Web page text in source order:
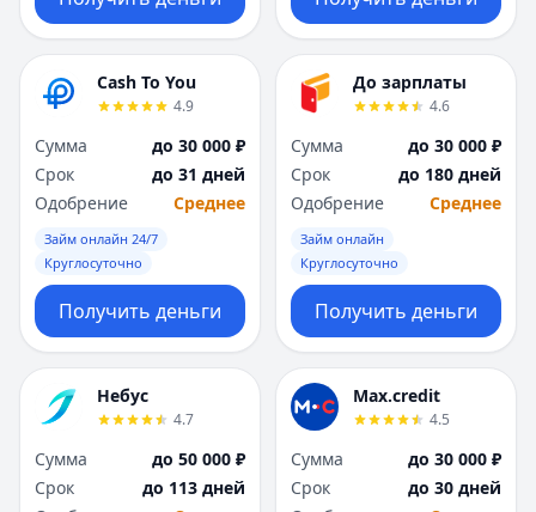
Тверь
Тольятти
Томск
Тула
Ульяновск
Уфа
Х
Хабаровск
Ч
Чебоксары
Челябинск
Я
Вся Россия
Тверь
Тольятти
Томск
Тула
Ульяновск
Уфа
Х
Хабаровск
Ч
Чебоксары
Челябинск
Я
Вся Россия
Cash To You
4.9
Сумма
до 30 000 ₽
Срок
до 31 дней
Одобрение
Среднее
Займ онлайн 24/7
Круглосуточно
Получить деньги
До зарплаты
4.6
Сумма
до 30 000 ₽
Срок
до 180 дней
Одобрение
Среднее
Займ онлайн
Круглосуточно
Получить деньги
Небус
4.7
Сумма
до 50 000 ₽
Срок
до 113 дней
Max.credit
4.5
Сумма
до 30 000 ₽
Срок
до 30 дней